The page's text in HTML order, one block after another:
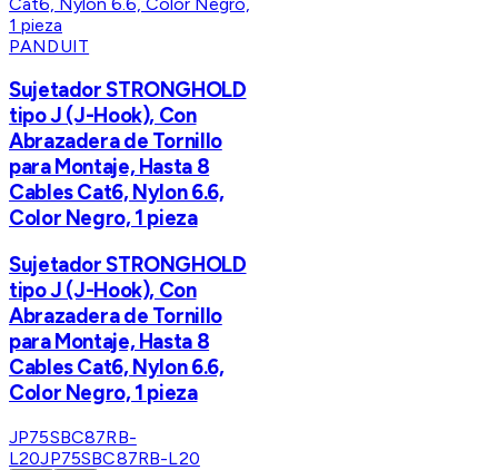
PANDUIT
Sujetador STRONGHOLD
tipo J (J-Hook), Con
Abrazadera de Tornillo
para Montaje, Hasta 8
Cables Cat6, Nylon 6.6,
Color Negro, 1 pieza
Sujetador STRONGHOLD
tipo J (J-Hook), Con
Abrazadera de Tornillo
para Montaje, Hasta 8
Cables Cat6, Nylon 6.6,
Color Negro, 1 pieza
JP75SBC87RB-
L20JP75SBC87RB-L20